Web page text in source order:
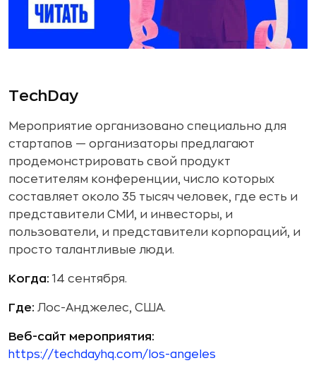
TechDay
Мероприятие организовано специально для
стартапов — организаторы предлагают
продемонстрировать свой продукт
посетителям конференции, число которых
составляет около 35 тысяч человек, где есть и
представители СМИ, и инвесторы, и
пользователи, и представители корпораций, и
просто талантливые люди.
Когда: 14 сентября.
Где: Лос-Анджелес, США.
Веб-сайт мероприятия:
https://techdayhq.com/los-angeles